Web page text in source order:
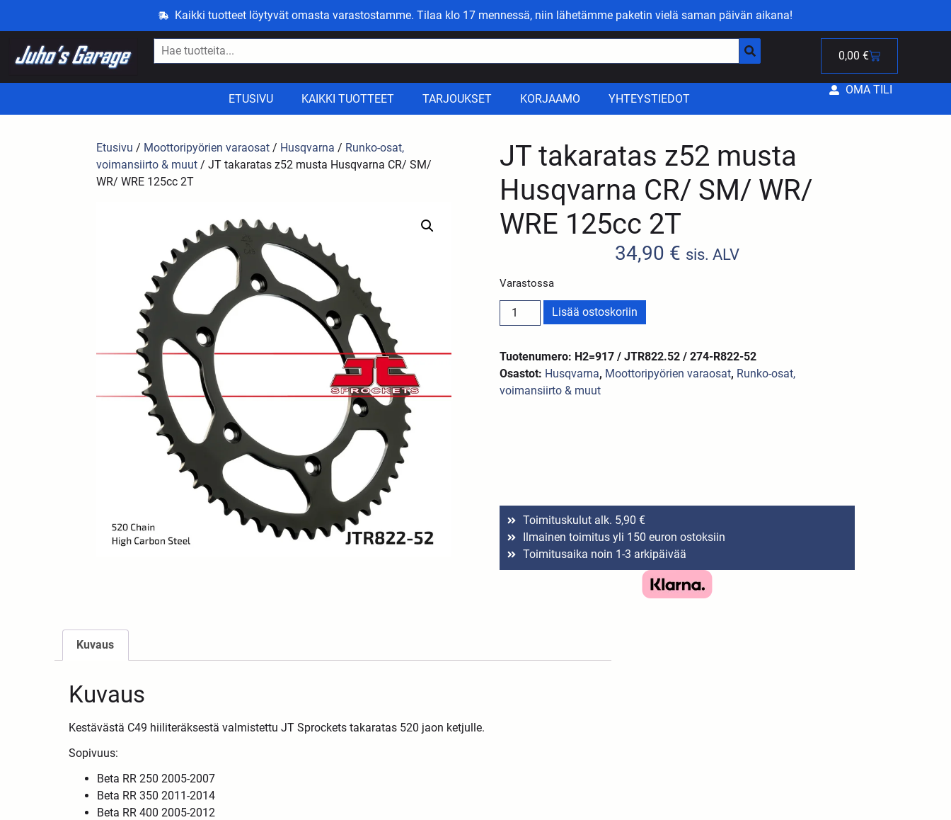
Kaikki tuotteet löytyvät omasta varastostamme. Tilaa klo 17 mennessä, niin lähetämme paketin vielä saman päivän aikana!
0,00 €
ETUSIVU KAIKKI TUOTTEET TARJOUKSET KORJAAMO YHTEYSTIEDOT
OMA TILI
Etusivu / Moottoripyörien varaosat / Husqvarna / Runko-osat,
voimansiirto & muut / JT takaratas z52 musta Husqvarna CR/ SM/
WR/ WRE 125cc 2T
JT takaratas z52 musta
Husqvarna CR/ SM/ WR/
WRE 125cc 2T
34,90 € sis. ALV
Varastossa
Lisää ostoskoriin
Tuotenumero: H2=917 / JTR822.52 / 274-R822-52
Osastot: Husqvarna, Moottoripyörien varaosat, Runko-osat,
voimansiirto & muut
Toimituskulut alk. 5,90 €
Ilmainen toimitus yli 150 euron ostoksiin
Toimitusaika noin 1-3 arkipäivää
Kuvaus
Kuvaus
Kestävästä C49 hiiliteräksestä valmistettu JT Sprockets takaratas 520 jaon ketjulle.
Sopivuus:
Beta RR 250 2005-2007
Beta RR 350 2011-2014
Beta RR 400 2005-2012